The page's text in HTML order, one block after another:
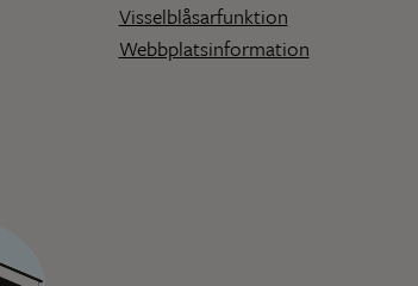
Visselblåsarfunktion
Webbplatsinformation